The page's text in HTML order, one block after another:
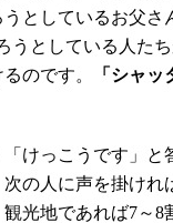
としているお父さ
うとしている人た
のです。
「シャ
「けっこうです」と
の人に声を掛けれ
光地であれば7～8